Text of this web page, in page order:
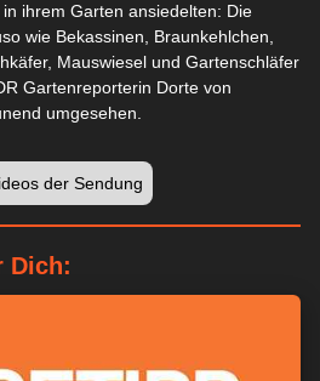
ihrem Garten ansiedelten: Die
wie Bekassinen, Braunkehlchen,
Mauswiesel und Gartenschläfer
Gartenreporterin Dorte von
umgesehen.
der Sendung
Dich: